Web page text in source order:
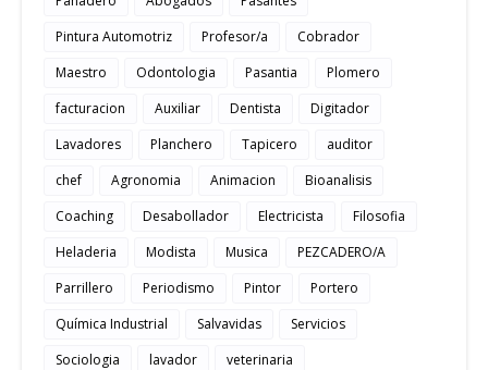
Pintura Automotriz
Profesor/a
Cobrador
Maestro
Odontologia Pasantia
Plomero
facturacion
Auxiliar Dentista
Digitador
Lavadores
Planchero Tapicero
auditor
chef
Agronomia Animacion
Bioanalisis
Coaching
Desabollador Electricista
Filosofia
Heladeria
Modista Musica
PEZCADERO/A
Parrillero
Periodismo Pintor
Portero
Química Industrial
Salvavidas
Servicios
Sociologia
lavador
veterinaria